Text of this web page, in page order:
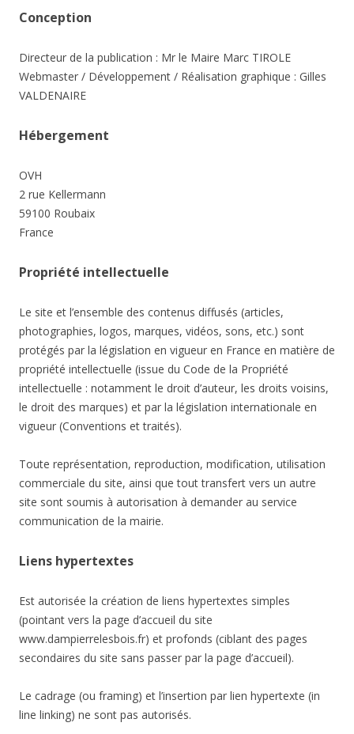
Conception
Directeur de la publication : Mr le Maire Marc TIROLE
Webmaster / Développement / Réalisation graphique : Gilles
VALDENAIRE
Hébergement
OVH
2 rue Kellermann
59100 Roubaix
France
Propriété intellectuelle
Le site et l’ensemble des contenus diffusés (articles,
photographies, logos, marques, vidéos, sons, etc.) sont
protégés par la législation en vigueur en France en matière de
propriété intellectuelle (issue du Code de la Propriété
intellectuelle : notamment le droit d’auteur, les droits voisins,
le droit des marques) et par la législation internationale en
vigueur (Conventions et traités).
Toute représentation, reproduction, modification, utilisation
commerciale du site, ainsi que tout transfert vers un autre
site sont soumis à autorisation à demander au service
communication de la mairie.
Liens hypertextes
Est autorisée la création de liens hypertextes simples
(pointant vers la page d’accueil du site
www.dampierrelesbois.fr) et profonds (ciblant des pages
secondaires du site sans passer par la page d’accueil).
Le cadrage (ou framing) et l’insertion par lien hypertexte (in
line linking) ne sont pas autorisés.